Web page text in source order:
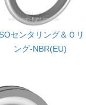
センタリング＆Ｏリ
ング-NBR(EU)